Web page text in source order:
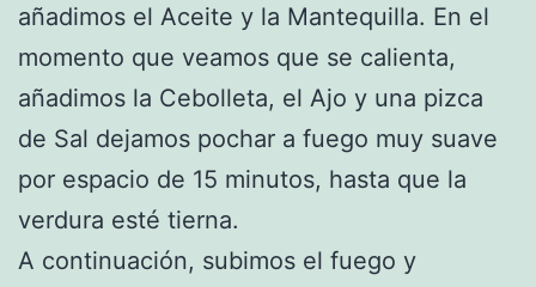
añadimos el Aceite y la Mantequilla. En el
momento que veamos que se calienta,
añadimos la Cebolleta, el Ajo y una pizca
de Sal dejamos pochar a fuego muy suave
por espacio de 15 minutos, hasta que la
verdura esté tierna.
A continuación, subimos el fuego y